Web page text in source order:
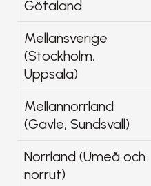
Götaland
Mellansverige
(Stockholm,
Uppsala)
Mellannorrland
(Gävle, Sundsvall)
Norrland (Umeå och
norrut)